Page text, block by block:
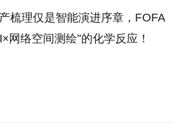
梳理仅是智能演进序章，FOFA
网络空间测绘"的化学反应！